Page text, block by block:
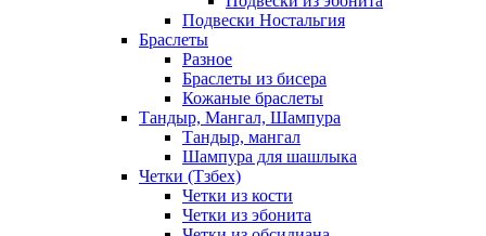
Подвески Ностальгия
Браслеты
Разное
Браслеты из бисера
Кожаные браслеты
Тандыр, Мангал, Шампура
Тандыр, мангал
Шампура для шашлыка
Четки (Тзбех)
Четки из кости
Четки из эбонита